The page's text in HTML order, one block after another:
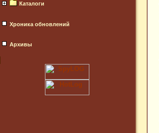
Каталоги
Хроника обновлений
Архивы